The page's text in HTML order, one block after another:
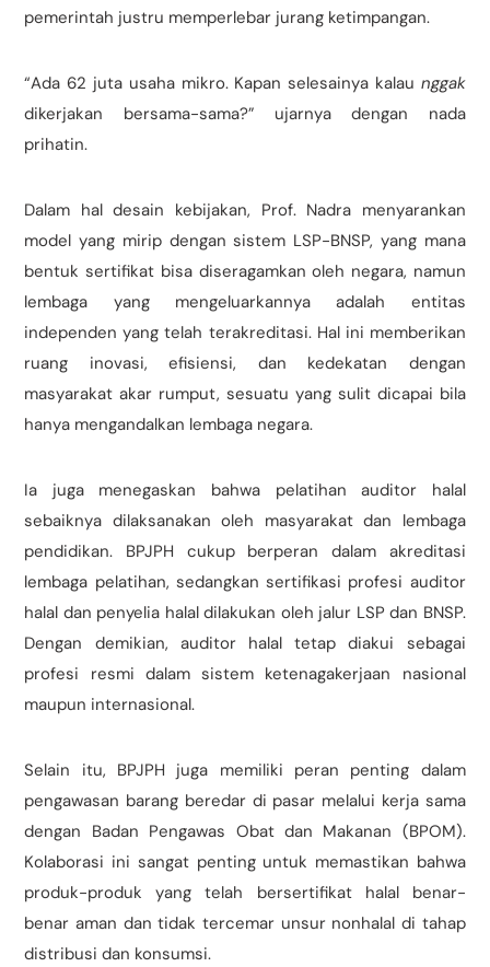
pemerintah justru memperlebar jurang ketimpangan.
“Ada 62 juta usaha mikro. Kapan selesainya kalau nggak
dikerjakan bersama-sama?” ujarnya dengan nada
prihatin.
Dalam hal desain kebijakan, Prof. Nadra menyarankan
model yang mirip dengan sistem LSP-BNSP, yang mana
bentuk sertifikat bisa diseragamkan oleh negara, namun
lembaga yang mengeluarkannya adalah entitas
independen yang telah terakreditasi. Hal ini memberikan
ruang inovasi, efisiensi, dan kedekatan dengan
masyarakat akar rumput, sesuatu yang sulit dicapai bila
hanya mengandalkan lembaga negara.
Ia juga menegaskan bahwa pelatihan auditor halal
sebaiknya dilaksanakan oleh masyarakat dan lembaga
pendidikan. BPJPH cukup berperan dalam akreditasi
lembaga pelatihan, sedangkan sertifikasi profesi auditor
halal dan penyelia halal dilakukan oleh jalur LSP dan BNSP.
Dengan demikian, auditor halal tetap diakui sebagai
profesi resmi dalam sistem ketenagakerjaan nasional
maupun internasional.
Selain itu, BPJPH juga memiliki peran penting dalam
pengawasan barang beredar di pasar melalui kerja sama
dengan Badan Pengawas Obat dan Makanan (BPOM).
Kolaborasi ini sangat penting untuk memastikan bahwa
produk-produk yang telah bersertifikat halal benar-
benar aman dan tidak tercemar unsur nonhalal di tahap
distribusi dan konsumsi.